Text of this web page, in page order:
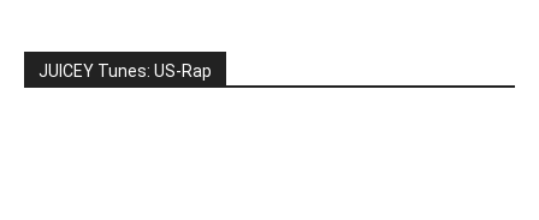
JUICEY Tunes: US-Rap